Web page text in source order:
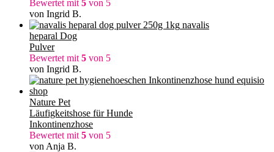
Bewertet mit 5 von 5
von Ingrid B.
navalis
heparal Dog
Pulver
Bewertet mit 5 von 5
von Ingrid B.
Nature Pet
Läufigkeitshose für Hunde
Inkontinenzhose
Bewertet mit 5 von 5
von Anja B.